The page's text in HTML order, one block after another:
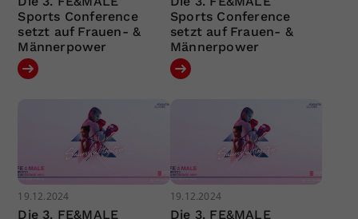
Sports Conference
setzt auf Frauen- &
Männerpower
Sports Conference
setzt auf Frauen- &
Männerpower
19.12.2024
Die 3. FE&MALE
19.12.2024
Die 3. FE&MALE